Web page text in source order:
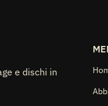
e dischi in